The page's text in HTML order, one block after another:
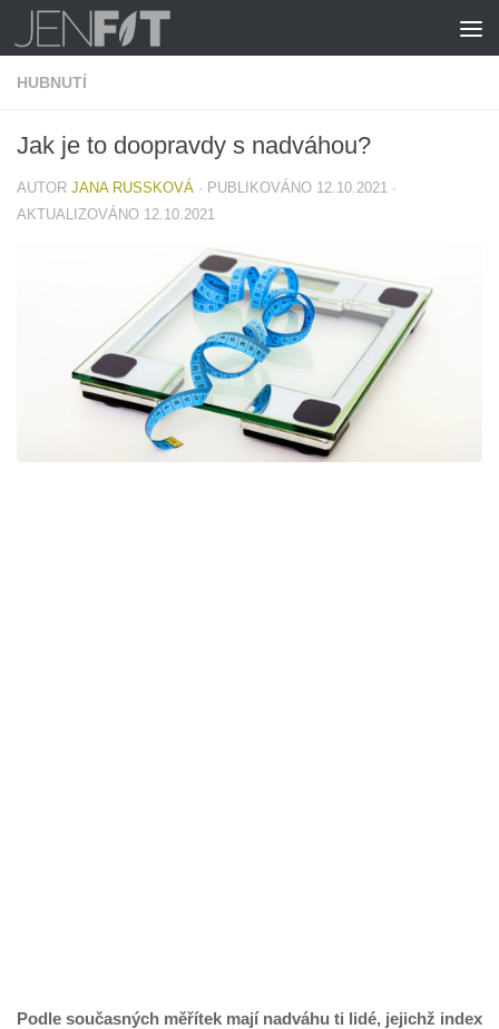
Skip to content
HUBNUTÍ
Jak je to doopravdy s nadváhou?
AUTOR JANA RUSSKOVÁ · PUBLIKOVÁNO 12.10.2021 ·
AKTUALIZOVÁNO 12.10.2021
Podle současných měřítek mají nadváhu ti lidé, jejichž index